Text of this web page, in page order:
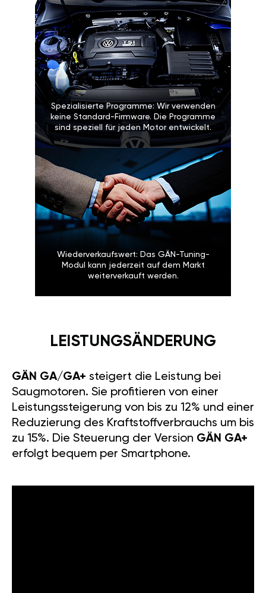
Spezialisierte Programme: Wir verwenden
keine Standard-Firmware. Die Programme
sind speziell für jeden Motor entwickelt.
Wiederverkaufswert: Das GÄN-Tuning-
Modul kann jederzeit auf dem Markt
weiterverkauft werden.
LEISTUNGSÄNDERUNG
GÄN GA/GA+ steigert die Leistung bei
Saugmotoren. Sie profitieren von einer
Leistungssteigerung von bis zu 12% und einer
Reduzierung des Kraftstoffverbrauchs um bis
zu 15%. Die Steuerung der Version GÄN GA+
erfolgt bequem per Smartphone.